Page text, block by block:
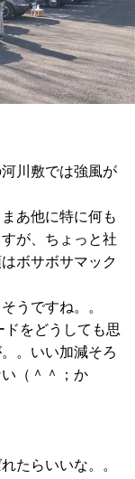
川敷では強風が
あ他に特に何も
が、ちょっと社
ボサボサマック
うですね。。
をどうしても思
。いい加減そろ
（＾＾；か
たらいいな。。